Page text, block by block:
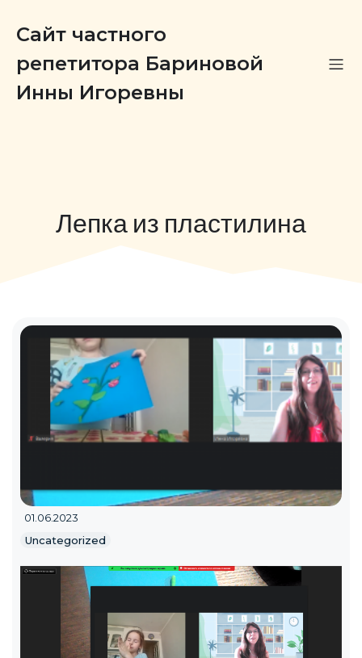
Сайт частного
репетитора Бариновой
Инны Игоревны
Лепка из пластилина
01.06.2023
Uncategorized